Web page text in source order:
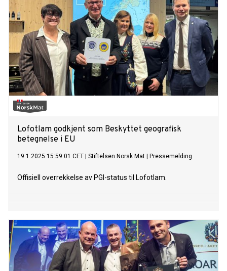
Lofotlam godkjent som Beskyttet geografisk
betegnelse i EU
19.1.2025 15:59:01 CET Stiftelsen Norsk Mat Pressemelding
Offisiell overrekkelse av PGI-status til Lofotlam.